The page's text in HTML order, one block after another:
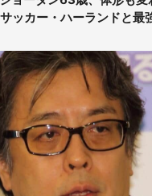
ッカー・ハーランドと最